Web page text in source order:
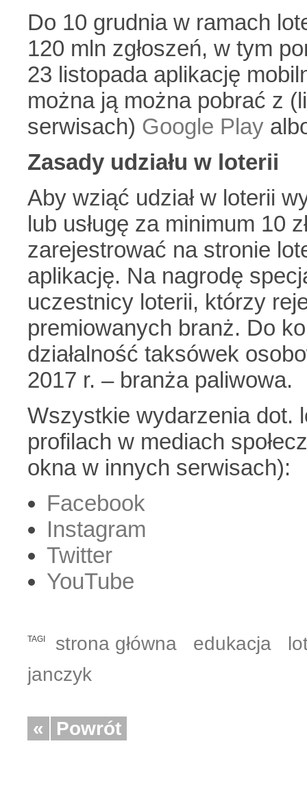
Do 10 grudnia w ramach
120 mln zgłoszeń, w tym
23 listopada aplikację
można ją można pobrać z
serwisach) Google Play
Zasady udziału w loterii
Aby wziąć udział w loterii
lub usługę za minimum 10
zarejestrować na stronie
aplikację. Na nagrodę
uczestnicy loterii, którzy
premiowanych branż. Do
działalność taksówek
2017 r. – branża paliwowa.
Wszystkie wydarzenia dot.
profilach w mediach
okna w innych serwisach):
Facebook
Instagram
Twitter
YouTube
TAGI strona główna edukacja
janczyk
« Powrót